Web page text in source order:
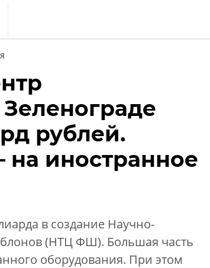
рублей.
иностранное
в создание Научно-
(НТЦ ФШ). Большая часть
оборудования. При этом